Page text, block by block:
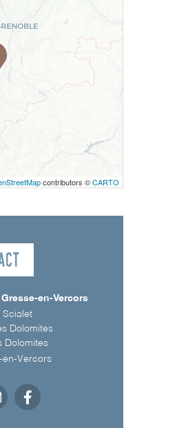
contributors ©CARTO
en-Vercors
Scialet
Dolomites
Dolomites
en-Vercors